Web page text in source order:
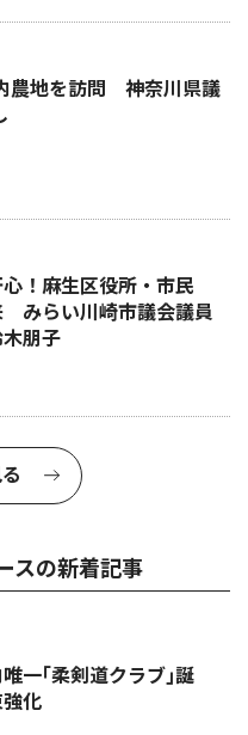
農地を訪問 神奈川県議
！麻生区役所・市民
みらい川崎市議会議員
朋子
スの新着記事
一｢柔剣道クラブ｣誕
化